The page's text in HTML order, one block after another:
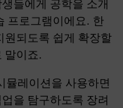
들에게 공학을 소개
프로그램이에요. 한
원되도록 쉽게 확장할
말이죠.
뮬레이션을 사용하면
을 탐구하도록 장려